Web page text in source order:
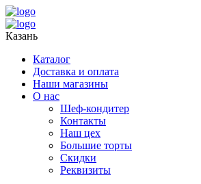
Казань
Каталог
Доставка и оплата
Наши магазины
О нас
Шеф-кондитер
Контакты
Наш цех
Большие торты
Скидки
Реквизиты